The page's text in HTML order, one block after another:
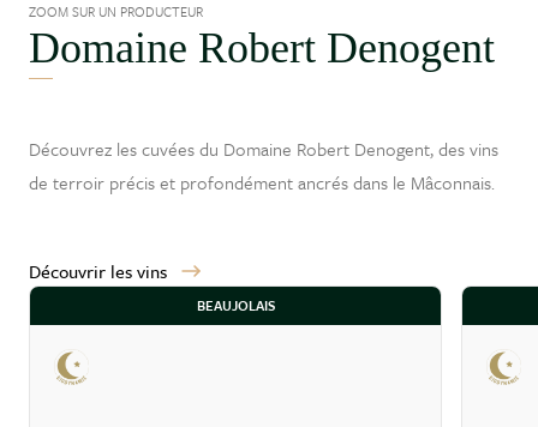
ZOOM SUR UN PRODUCTEUR
Domaine Robert Denogent
Découvrez les cuvées du Domaine Robert Denogent, des vins
de terroir précis et profondément ancrés dans le Mâconnais.
Découvrir les vins
BEAUJOLAIS